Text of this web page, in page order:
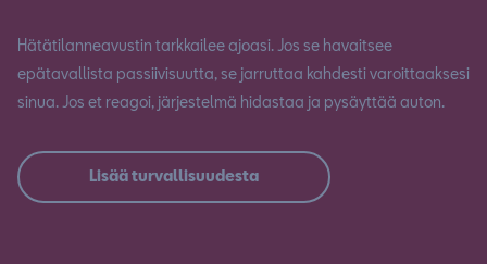
Hätätilanneavustin tarkkailee ajoasi. Jos se havaitsee
epätavallista passiivisuutta, se jarruttaa kahdesti varoittaaksesi
sinua. Jos et reagoi, järjestelmä hidastaa ja pysäyttää auton.
Lisää turvallisuudesta